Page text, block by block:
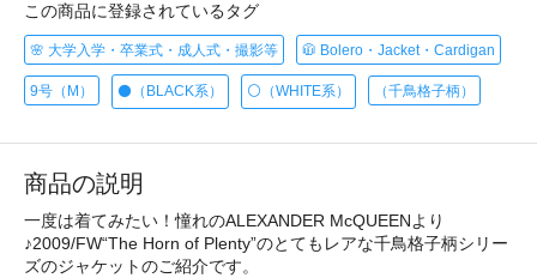
この商品に登録されているタグ
🌸 大学入学・卒業式・成人式・撮影等 🧥 Bolero・Jacket・Cardigan
9号（M） ⚫️（BLACK系） ⚪️（WHITE系） （千鳥格子柄）
商品の説明
一度は着てみたい！憧れのALEXANDER McQUEENより
♪2009/FW“The Horn of Plenty”のとてもレアな千鳥格子柄シリー
ズのジャケットのご紹介です。